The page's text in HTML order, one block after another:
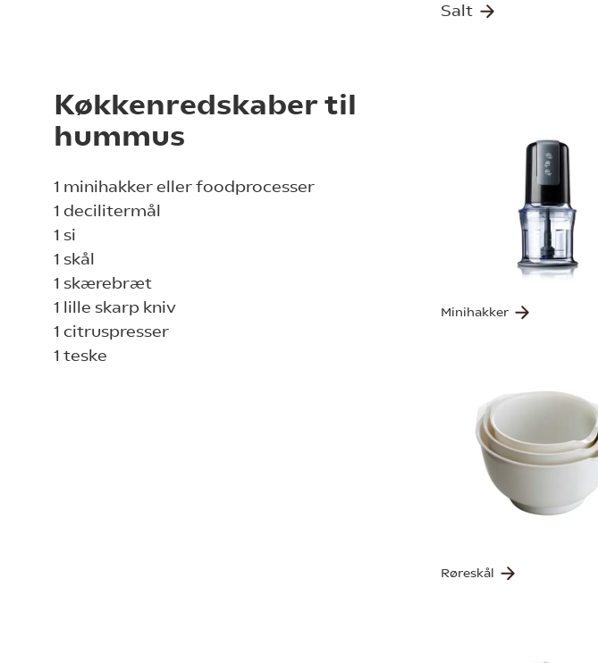
Salt
Køkkenredskaber til
hummus
1 minihakker eller foodprocesser
1 decilitermål
1 si
1 skål
1 skærebræt
1 lille skarp kniv
1 citruspresser
1 teske
Minihakker
Røreskål